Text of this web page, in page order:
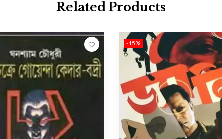
Related Products
-15%